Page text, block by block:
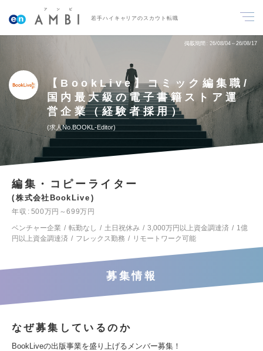
若手ハイキャリアのスカウト転職
掲載期間 26/08/04～26/08/17
【BookLive】コミック編集職/
国内最大級の電子書籍ストア運
営企業（経験者採用）
求人No.BOOKL-Editor
編集・コピーライター
株式会社BookLive
年収
500万円～699万円
ベンチャー企業
転勤なし 土日祝休み 3,000万円以上資金調達済
1億
円以上資金調達済
フレックス勤務 リモートワーク可能
募集情報
なぜ募集しているのか
BookLiveの出版事業を盛り上げるメンバー募集！